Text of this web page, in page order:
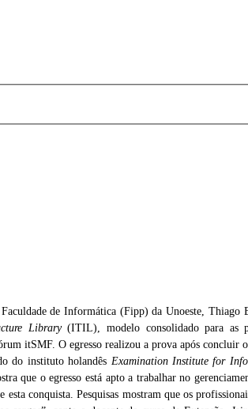
Foto: Cedida
de Informática (Fipp) da Unoeste,
Library(ITIL), modelo consolidado para as
itSMF. O egresso realizou a prova após concluir
do instituto holandês Examination Institute for
que o egresso está apto a trabalhar no
conquista. Pesquisas mostram que os